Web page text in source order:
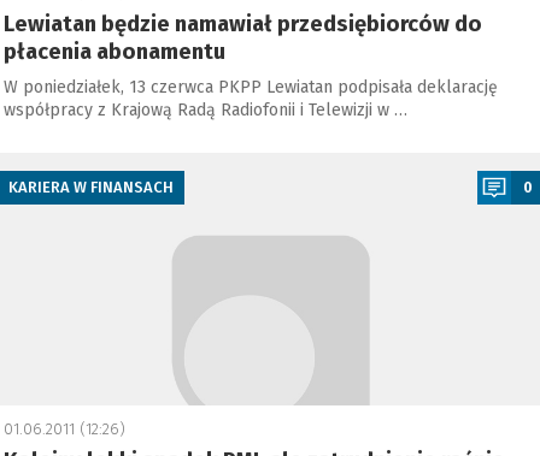
Lewiatan będzie namawiał przedsiębiorców do
płacenia abonamentu
W poniedziałek, 13 czerwca PKPP Lewiatan podpisała deklarację
współpracy z Krajową Radą Radiofonii i Telewizji w …
KARIERA W FINANSACH 0
01.06.2011 (12:26)